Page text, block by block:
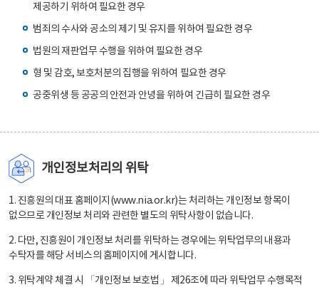
제공하기 위하여 필요한 경우
범죄의 수사와 공소의 제기 및 유지를 위하여 필요한 경우
법원의 재판업무 수행을 위하여 필요한 경우
형 및 감호, 보호처분의 집행을 위하여 필요한 경우
공중위생 등 공공의 안전과 안녕을 위하여 긴급히 필요한 경우
개인정보처리의 위탁
1. 진흥원의 대표 홈페이지(www.nia.or.kr)는 처리하는 개인정보 항목이
없으므로 개인정보 처리와 관련한 별도의 위탁사항이 없습니다.
2. 다만, 진흥원이 개인정보 처리를 위탁하는 경우에는 위탁업무의 내용과
수탁자를 해당 서비스의 홈페이지에 게시합니다.
3. 위탁계약 체결 시 「개인정보 보호법」 제26조에 따라 위탁업무 수행목적